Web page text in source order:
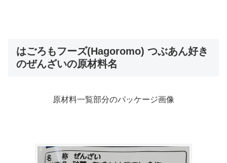
はごろもフーズ(Hagoromo) つぶあん好き
のぜんざいの原材料名
原材料一覧部分のパッケージ画像